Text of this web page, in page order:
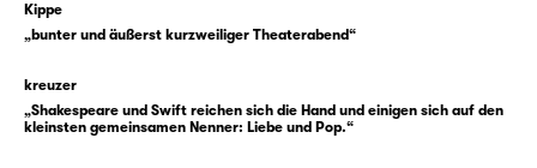
Es könnte also der Beginn einer wundervollen
Romanze sein, befänden wir uns nicht in
einer klassischen Shakespeare-Komödie.
Denn hier ist nichts einfach, schon gar nicht
Kippe
„bunter und äußerst kurzweiliger Theaterabend“
kreuzer
„Shakespeare und Swift reichen sich die Hand und einigen sich auf den
kleinsten gemeinsamen Nenner: Liebe und Pop.“